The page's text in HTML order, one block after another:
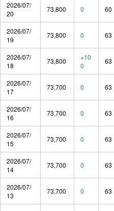
2026/07/
20
73,800 0 60
2026/07/
19
73,800 0 63
2026/07/
18
73,800
+10
0
63
2026/07/
17
73,700 0 63
2026/07/
16
73,700 0 63
2026/07/
15
73,700 0 63
2026/07/
14
73,700 0 63
2026/07/
13
73,700 0 63